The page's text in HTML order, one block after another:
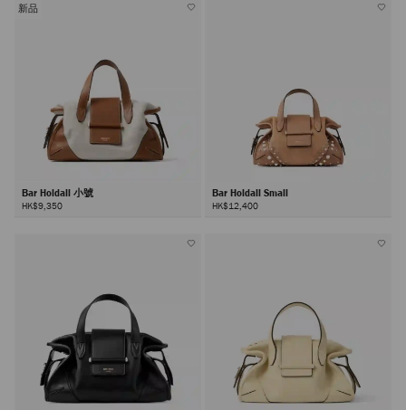
新品
Bar Holdall 小號
HK$9,350
Bar Holdall Small
HK$12,400